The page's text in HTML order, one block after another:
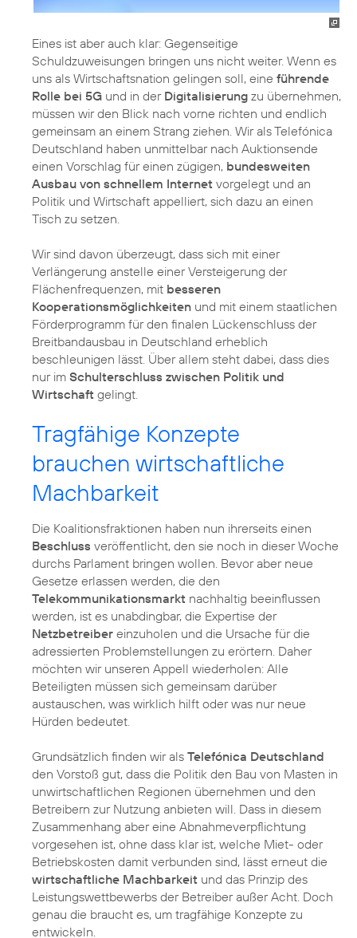
Eines ist aber auch klar: Gegenseitige
Schuldzuweisungen bringen uns nicht weiter. Wenn es
uns als Wirtschaftsnation gelingen soll, eine führende
Rolle bei 5G und in der Digitalisierung zu übernehmen,
müssen wir den Blick nach vorne richten und endlich
gemeinsam an einem Strang ziehen. Wir als Telefónica
Deutschland haben unmittelbar nach Auktionsende
einen Vorschlag für einen zügigen, bundesweiten
Ausbau von schnellem Internet vorgelegt und an
Politik und Wirtschaft appelliert, sich dazu an einen
Tisch zu setzen.
Wir sind davon überzeugt, dass sich mit einer
Verlängerung anstelle einer Versteigerung der
Flächenfrequenzen, mit besseren
Kooperationsmöglichkeiten und mit einem staatlichen
Förderprogramm für den finalen Lückenschluss der
Breitbandausbau in Deutschland erheblich
beschleunigen lässt. Über allem steht dabei, dass dies
nur im Schulterschluss zwischen Politik und
Wirtschaft gelingt.
Tragfähige Konzepte
brauchen wirtschaftliche
Machbarkeit
Die Koalitionsfraktionen haben nun ihrerseits einen
Beschluss veröffentlicht, den sie noch in dieser Woche
durchs Parlament bringen wollen. Bevor aber neue
Gesetze erlassen werden, die den
Telekommunikationsmarkt nachhaltig beeinflussen
werden, ist es unabdingbar, die Expertise der
Netzbetreiber einzuholen und die Ursache für die
adressierten Problemstellungen zu erörtern. Daher
möchten wir unseren Appell wiederholen: Alle
Beteiligten müssen sich gemeinsam darüber
austauschen, was wirklich hilft oder was nur neue
Hürden bedeutet.
Grundsätzlich finden wir als Telefónica Deutschland
den Vorstoß gut, dass die Politik den Bau von Masten in
unwirtschaftlichen Regionen übernehmen und den
Betreibern zur Nutzung anbieten will. Dass in diesem
Zusammenhang aber eine Abnahmeverpflichtung
vorgesehen ist, ohne dass klar ist, welche Miet- oder
Betriebskosten damit verbunden sind, lässt erneut die
wirtschaftliche Machbarkeit und das Prinzip des
Leistungswettbewerbs der Betreiber außer Acht. Doch
genau die braucht es, um tragfähige Konzepte zu
entwickeln.